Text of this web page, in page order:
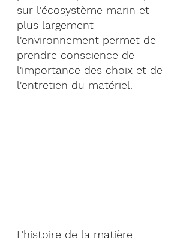
sur l'écosystème marin et
plus largement
l'environnement permet de
prendre conscience de
l'importance des choix et de
l'entretien du matériel.
L'histoire de la matière